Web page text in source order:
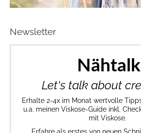
Newsletter
Nähtalk
Let's talk about
Erhalte 2-4x im Monat wertvolle
u.a. meinen Viskose-Guide inkl.
mit Viskose.